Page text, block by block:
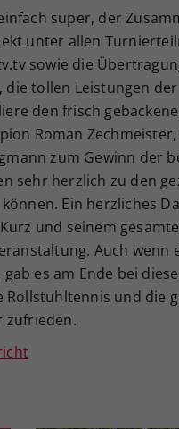
super, der
unter allen
sowie die
die tollen Leistungen
den frisch
Roman
zum Gewinn der
sehr herzlich zu den
Ein herzliches
und seinem
Auch wenn
es am Ende bei
und die
zufrieden.